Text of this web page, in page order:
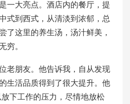
一大亮点。酒店内的餐厅，提
式到西式，从清淡到浓郁，总
了这里的养生汤，汤汁鲜美，
穷。
老朋友。他告诉我，自从发现
生活品质得到了很大提升。他
下工作的压力，尽情地放松